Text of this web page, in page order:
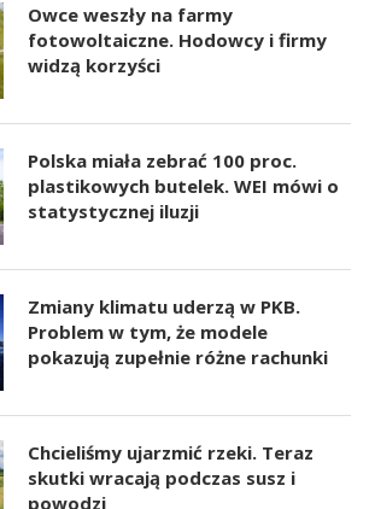
Owce weszły na farmy
fotowoltaiczne. Hodowcy i firmy
widzą korzyści
Polska miała zebrać 100 proc.
plastikowych butelek. WEI mówi o
statystycznej iluzji
Zmiany klimatu uderzą w PKB.
Problem w tym, że modele
pokazują zupełnie różne rachunki
Chcieliśmy ujarzmić rzeki. Teraz
skutki wracają podczas susz i
powodzi